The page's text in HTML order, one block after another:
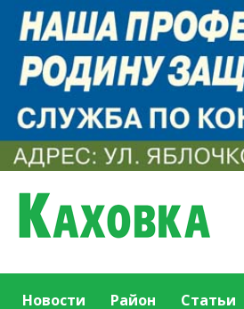
Новости Район Статьи